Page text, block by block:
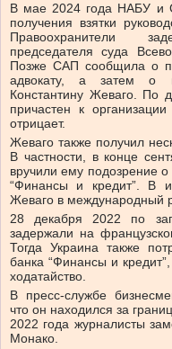
В мае 2024 года НАБУ и
получения взятки
Правоохранители
председателя суда
Позже САП сообщила о
адвокату, а затем о
Константину Жеваго. По
причастен к
отрицает.
Жеваго также получил
В частности, в конце
вручили ему подозрение
“Финансы и кредит”. В
Жеваго в международный
28 декабря 2022 по
задержали на
Тогда Украина также
банка “Финансы и
ходатайство.
В пресс-службе
что он находился за
2022 года журналисты
Монако.